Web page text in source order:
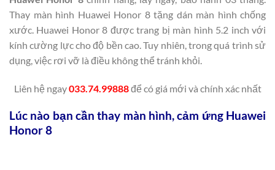
Thay màn hình Huawei Honor 8 tặng dán màn hình chống
xước. Huawei Honor 8 được trang bị màn hình 5.2 inch với
kính cường lực cho độ bền cao. Tuy nhiên, trong quá trình sử
dụng, việc rơi vỡ là điều không thể tránh khỏi.
Liên hệ ngay033.74.99888để có giá mới và chính xác nhất
Lúc nào bạn cần thay màn hình, cảm ứng Huawei
Honor 8